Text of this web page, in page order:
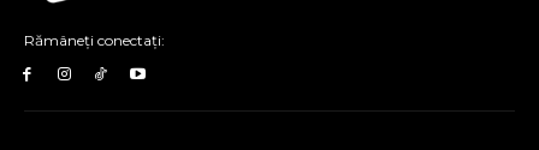
Rămâneți conectați: